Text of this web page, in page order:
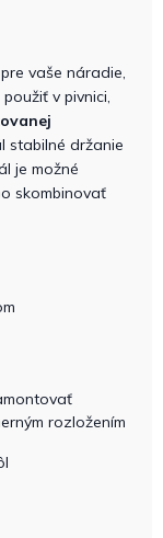
pre vaše náradie,
v pivnici,
stabilné držanie
je možné
skombinovať
rozložením